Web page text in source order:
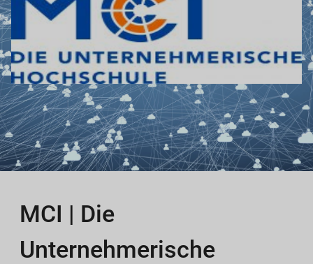
MCI | Die
Unternehmerische